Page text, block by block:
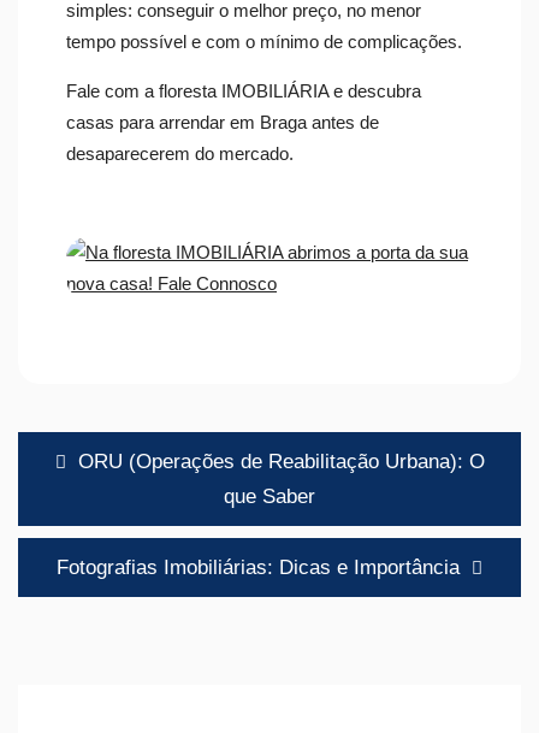
simples: conseguir o melhor preço, no menor
tempo possível e com o mínimo de complicações.
Fale com a floresta IMOBILIÁRIA e descubra
casas para arrendar em Braga antes de
desaparecerem do mercado.
Navegação
artigos
ORU (Operações de Reabilitação Urbana): O
que Saber
Fotografias Imobiliárias: Dicas e Importância